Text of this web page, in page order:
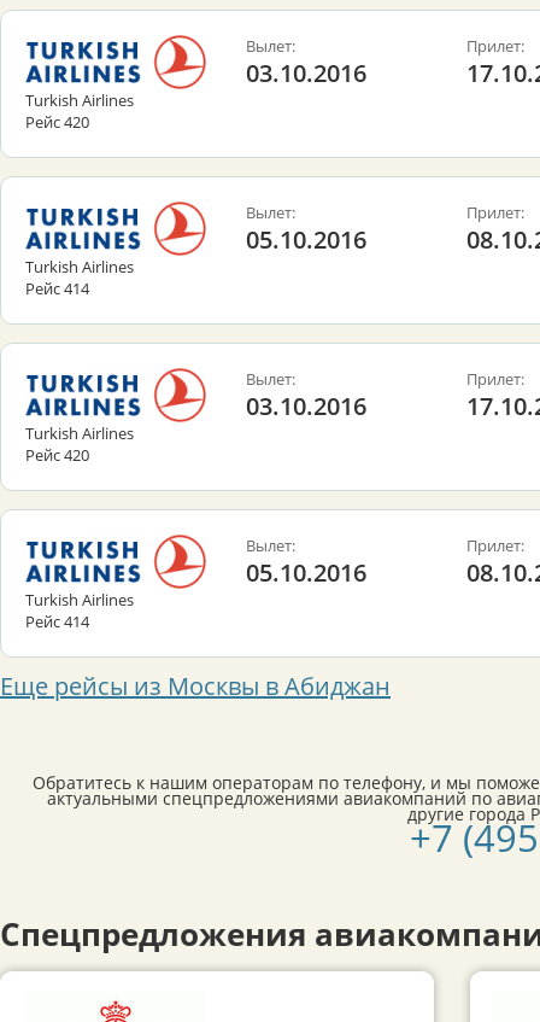
Turkish Airlines
Рейс 420
Вылет:
03.10.2016
Прилет:
Turkish Airlines
Рейс 414
Вылет:
05.10.2016
Прилет:
Turkish Airlines
Рейс 420
Вылет:
03.10.2016
Прилет:
Turkish Airlines
Рейс 414
Вылет:
05.10.2016
Прилет:
Еще рейсы из Москвы в Абиджан
Обратитесь к нашим операторам по телефону, и мы
актуальными спецпредложениями авиакомпаний по
другие города
+7
Спецпредложения